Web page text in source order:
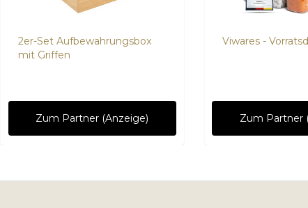
2er-Set Aufbewahrungsbox
mit Griffen
Zum Partner (Anzeige)
Viwares -
Zum Partner